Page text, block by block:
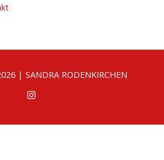
| SANDRA RODENKIRCHEN